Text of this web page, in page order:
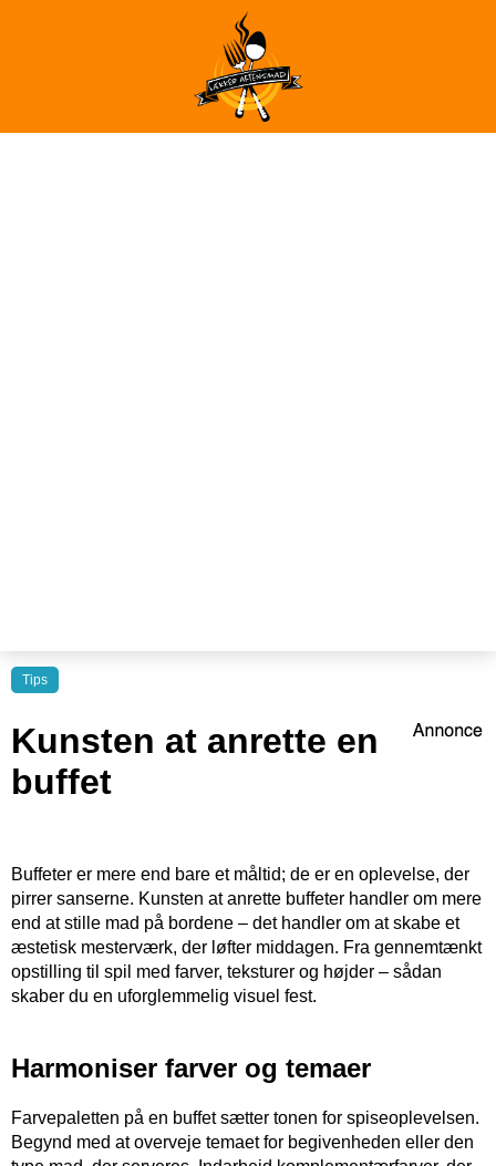
Tips
Kunsten at anrette en
buffet
Buffeter er mere end bare et måltid; de er en oplevelse, der
pirrer sanserne. Kunsten at anrette buffeter handler om mere
end at stille mad på bordene – det handler om at skabe et
æstetisk mesterværk, der løfter middagen. Fra gennemtænkt
opstilling til spil med farver, teksturer og højder – sådan
skaber du en uforglemmelig visuel fest.
Harmoniser farver og temaer
Farvepaletten på en buffet sætter tonen for spiseoplevelsen.
Begynd med at overveje temaet for begivenheden eller den